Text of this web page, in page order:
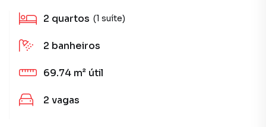
2 quartos (1 suíte)
2 banheiros
69.74 m² útil
2 vagas